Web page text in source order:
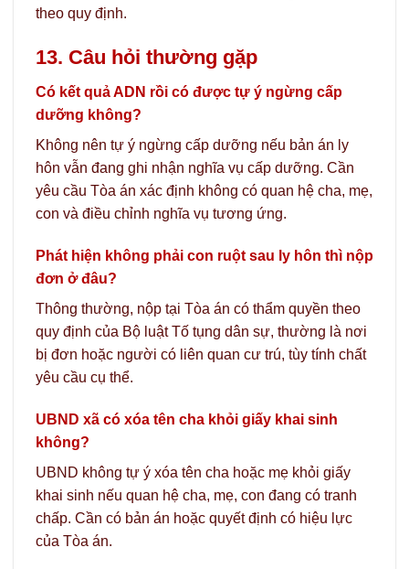
theo quy định.
13. Câu hỏi thường gặp
Có kết quả ADN rồi có được tự ý ngừng cấp
dưỡng không?
Không nên tự ý ngừng cấp dưỡng nếu bản án ly
hôn vẫn đang ghi nhận nghĩa vụ cấp dưỡng. Cần
yêu cầu Tòa án xác định không có quan hệ cha, mẹ,
con và điều chỉnh nghĩa vụ tương ứng.
Phát hiện không phải con ruột sau ly hôn thì nộp
đơn ở đâu?
Thông thường, nộp tại Tòa án có thẩm quyền theo
quy định của Bộ luật Tố tụng dân sự, thường là nơi
bị đơn hoặc người có liên quan cư trú, tùy tính chất
yêu cầu cụ thể.
UBND xã có xóa tên cha khỏi giấy khai sinh
không?
UBND không tự ý xóa tên cha hoặc mẹ khỏi giấy
khai sinh nếu quan hệ cha, mẹ, con đang có tranh
chấp. Cần có bản án hoặc quyết định có hiệu lực
của Tòa án.